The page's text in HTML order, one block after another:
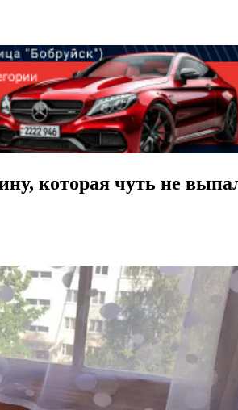
которая чуть не